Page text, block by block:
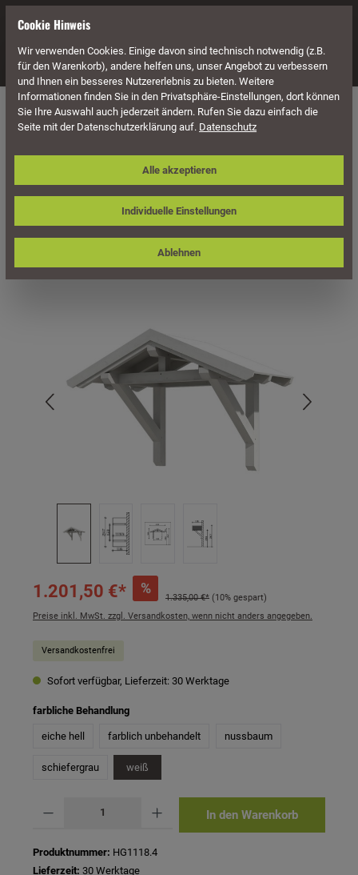
Navigation
Überdachung Vordächer Für Einzeltüren Satteldach
Skan Holz Vordach Siegen, Typ 1,
Einzeltür
1.201,50 €* %
1.335,00 €* (10% gespart)
Preise inkl. MwSt. zzgl. Versandkosten, wenn nicht anders angegeben.
Versandkostenfrei
Sofort verfügbar, Lieferzeit: 30 Werktage
farbliche Behandlungauswählen
eiche hell farblich unbehandelt nussbaum
schiefergrau weiß
In den Warenkorb
Produktnummer: HG1118.4
Lieferzeit: 30 Werktage
Cookie Hinweis
Wir verwenden Cookies. Einige davon sind technisch notwendig (z.B.
für den Warenkorb), andere helfen uns, unser Angebot zu verbessern
und Ihnen ein besseres Nutzererlebnis zu bieten. Weitere
Informationen finden Sie in den Privatsphäre-Einstellungen, dort können
Sie Ihre Auswahl auch jederzeit ändern. Rufen Sie dazu einfach die
Seite mit der Datenschutzerklärung auf. Datenschutz
Individuelle Einstellungen
Ablehnen
Alle akzeptieren